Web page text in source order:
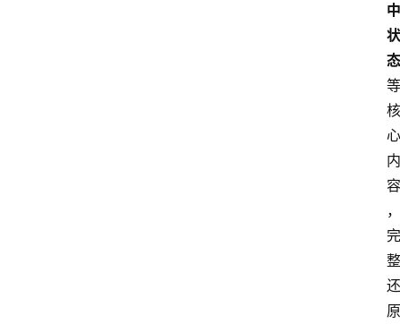
中
状
态
等
核
心
内
容
，
完
整
还
原